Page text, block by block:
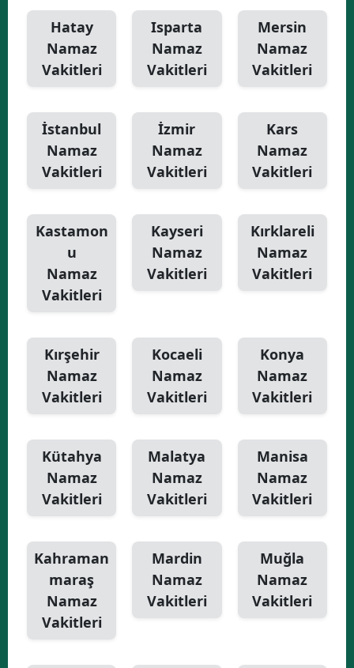
Hatay
Namaz
Vakitleri
Isparta
Namaz
Vakitleri
Mersin
Namaz
Vakitleri
İstanbul
Namaz
Vakitleri
İzmir
Namaz
Vakitleri
Kars
Namaz
Vakitleri
Kastamon
u
Namaz
Vakitleri
Kayseri
Namaz
Vakitleri
Kırklareli
Namaz
Vakitleri
Kırşehir
Namaz
Vakitleri
Kocaeli
Namaz
Vakitleri
Konya
Namaz
Vakitleri
Kütahya
Namaz
Vakitleri
Malatya
Namaz
Vakitleri
Manisa
Namaz
Vakitleri
Kahraman
maraş
Namaz
Vakitleri
Mardin
Namaz
Vakitleri
Muğla
Namaz
Vakitleri